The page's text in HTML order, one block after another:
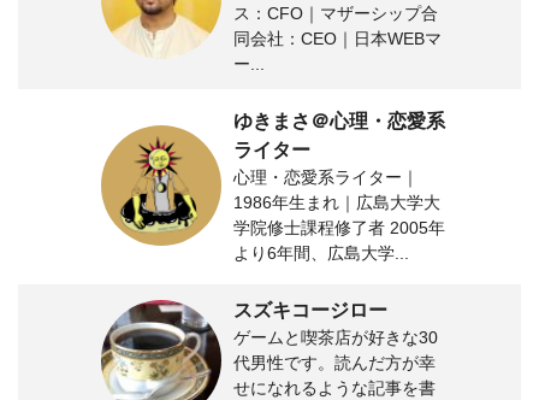
ス：CFO｜マザーシップ合
同会社：CEO｜日本WEBマ
ー...
ゆきまさ＠心理・恋愛系
ライター
心理・恋愛系ライター｜
1986年生まれ｜広島大学大
学院修士課程修了者 2005年
より6年間、広島大学...
スズキコージロー
ゲームと喫茶店が好きな30
代男性です。読んだ方が幸
せになれるような記事を書